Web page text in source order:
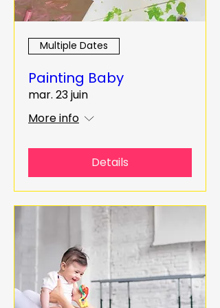
Multiple Dates
Painting Baby
mar. 23 juin
More info
Details